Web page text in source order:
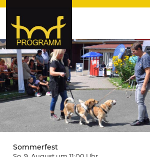
hof-programm – das
Veranstaltungsportal für
Hochfranken
Sommerfest